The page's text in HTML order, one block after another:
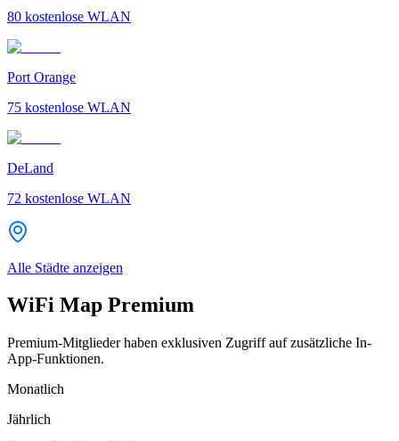
80 kostenlose WLAN
Port Orange
75 kostenlose WLAN
DeLand
72 kostenlose WLAN
Alle Städte anzeigen
WiFi Map Premium
Premium-Mitglieder haben exklusiven Zugriff auf zusätzliche In-
App-Funktionen.
Monatlich
Jährlich